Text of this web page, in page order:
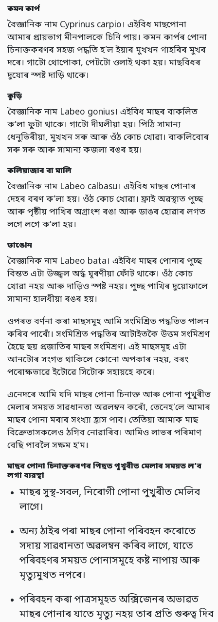
কমন কাৰ্প
বৈজ্ঞানিক নাম Cyprinus carpio। এইবিধ মাছপোনা
আমাৰ প্ৰায়ভাগ মীনপালকে চিনি পায়। কমন কাৰ্পৰ পোনা
চিনাক্তকৰণৰ সহজ পদ্ধতি হ’ল ইয়াৰ মুখখন গাহৰিৰ মুখৰ
দৰে। গাটো থোপোকা, পেটটো ওলাই থকা হয়। মাছবিধৰ
দুযোৰ স্পষ্ট দাড়ি থাকে।
কুড়ি
বৈজ্ঞানিক নাম Labeo gonius। এইবিধ মাছৰ বাকলিত
ক’লা ফুটা থাকে। গাটো দীঘলীয়া হয়। পিঠি সামান্য
ধেনুভিৰীয়া, মুখখন সৰু আৰু ওঁঠ কোচ খোৱা। বাকলিবোৰ
সৰু সৰু আৰু সামান্য কজলা ৰঙৰ হয়।
কলিয়াজাৰ বা মালি
বৈজ্ঞানিক নাম Labeo calbasu। এইবিধ মাছৰ পোনাৰ
দেহৰ বৰণ ক’লা হয়। ওঁঠ কোচ খোৱা। ফ্ৰাই অৱস্থাত পুচ্ছ
আৰু পৃষ্ঠীয় পাখিৰ অগ্ৰাংশ ৰঙা আৰু ডাঙৰ হোৱাৰ লগত
লগে লগে ক’লা হয়।
ভাঙোন
বৈজ্ঞানিক নাম Labeo bata। এইবিধ মাছৰ পোনাৰ পুচ্ছ
বিন্তত এটা উজ্জ্বল অৰ্দ্ধ ঘূৰণীয়া ফোঁট থাকে। ওঁঠ কোচ
খোৱা নহয় আৰু দাড়িও স্পষ্ট নহয়। পুচ্ছ পাখিৰ দুয়োফালে
সামান্য হালধীয়া ৰঙৰ হয়।
ওপৰত বৰ্ণনা কৰা মাছসমূহ আমি সংমিশ্ৰিত পদ্ধতিত পালন
কৰিব পাৰোঁ। সংমিশ্ৰিত পদ্ধতিৰ আটাইতকৈ উত্তম সংমিশ্ৰণ
হৈছে ছয় প্ৰজাতিৰ মাছৰ সংমিশ্ৰণ। এই মাছসমূহ এটা
আনটোৰ সংগত থাকিলে কোনো অপকাৰ নহয়, বৰং
পৰোক্ষভাৱে ইটোৱে সিটোক সহায়হে কৰে।
এনেদৰে আমি যদি মাছৰ পোনা চিনাক্ত আৰু পোনা পুখুৰীত
মেলাৰ সময়ত সাৱধানতা অৱলম্বন কৰোঁ, তেনেহ’লে আমাৰ
মাছৰ পোনা মৰাৰ সংখ্যা হ্ৰাস পাব। তেতিয়া আমাক মাছ
বিক্ৰেতাসকলেও ঠগিব নোৱাৰিব। আমিও লাভৰ পৰিমাণ
বেছি পাবলৈ সক্ষম হ’ম।
মাছৰ পোনা চিনাক্তকৰণৰ পিছত পুখুৰীত মেলাৰ সময়ত ল’ব
লগা ব্যৱস্থা
মাছৰ সুস্থ-সবল, নিৰোগী পোনা পুখুৰীত মেলিব
লাগে।
অন্য ঠাইৰ পৰা মাছৰ পোনা পৰিবহন কৰোতে
সদায় সাৱধানতা অৱলম্বন কৰিব লাগে, যাতে
পৰিবহণৰ সময়ত পোনাসমূহে কষ্ট নাপায় আৰু
মৃত্যুমুখত নপৰে।
পৰিবহন কৰা পাত্ৰসমূহত অক্সিজেনৰ অভাৱত
মাছৰ পোনাৰ যাতে মৃত্যু নহয় তাৰ প্ৰতি গুৰুত্ব দিব